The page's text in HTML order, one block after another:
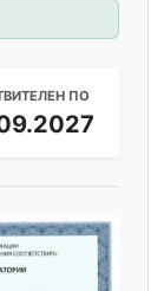
ПО